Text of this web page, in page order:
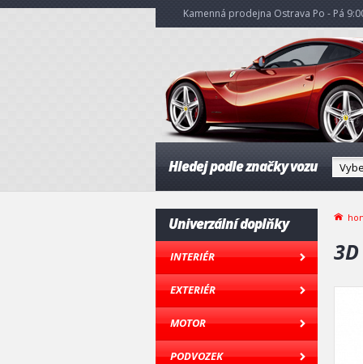
Kamenná prodejna Ostrava Po - Pá
Hledej podle značky vozu
Univerzální doplňky
INTERIÉR
EXTERIÉR
MOTOR
PODVOZEK